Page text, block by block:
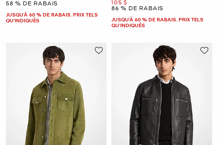
58 % DE RABAIS
JUSQU’À 60 % DE RABAIS. PRIX TELS
QU'INDIQUÉS
105 $
86 % DE RABAIS
JUSQU’À 60 % DE RABAIS. PRIX TELS
QU'INDIQUÉS